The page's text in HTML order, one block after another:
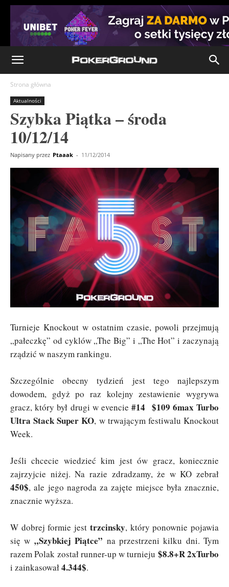
Strona główna
Aktualności
Szybka Piątka – środa
10/12/14
Napisany przez Ptaaak - 11/12/2014
Turnieje Knockout w ostatnim czasie, powoli przejmują
„pałeczkę” od cyklów „The Big” i „The Hot” i zaczynają
rządzić w naszym rankingu.
Szczególnie obecny tydzień jest tego najlepszym
dowodem, gdyż po raz kolejny zestawienie wygrywa
gracz, który był drugi w evencie#14 $109 6max Turbo
Ultra Stack Super KO, w trwającym festiwalu Knockout
Week.
Jeśli chcecie wiedzieć kim jest ów gracz, koniecznie
zajrzyjcie niżej. Na razie zdradzamy, że w KO zebrał
450$, ale jego nagroda za zajęte miejsce była znacznie,
znacznie wyższa.
W dobrej formie jest trzcinsky, który ponownie pojawia
się w „Szybkiej Piątce” na przestrzeni kilku dni. Tym
razem Polak został runner-up w turnieju $8.8+R 2xTurbo
i zainkasował4.344$.